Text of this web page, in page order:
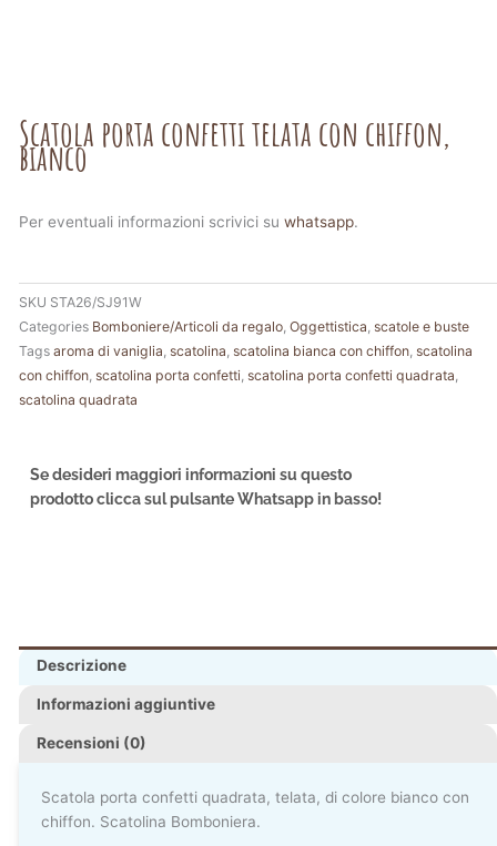
Scatola porta confetti telata con chiffon,
bianco
Per eventuali informazioni scrivici su whatsapp.
SKU STA26/SJ91W
Categories Bomboniere/Articoli da regalo Oggettistica scatole e buste
Tags aroma di vaniglia scatolina scatolina bianca con chiffon scatolina
con chiffon scatolina porta confetti scatolina porta confetti quadrata
scatolina quadrata
Se desideri maggiori informazioni su questo
prodotto clicca sul pulsante Whatsapp in basso!
Descrizione
Informazioni aggiuntive
Recensioni (0)
Scatola porta confetti quadrata, telata, di colore bianco con
chiffon. Scatolina Bomboniera.